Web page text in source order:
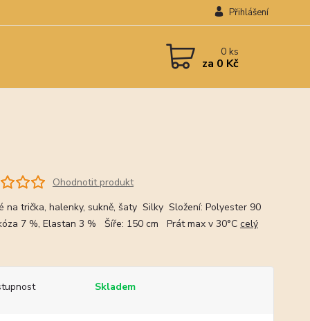
Přihlášení
0ks
za 0 Kč
Ohodnotit produkt
na trička, halenky, sukně, šaty Silky Složení: Polyester 90
7 %, Elastan 3 % Šíře: 150 cm Prát max v 30°C celý
Skladem